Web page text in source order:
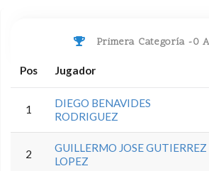
Primera Categoría -0
Pos Jugador
1
DIEGO BENAVIDES
RODRIGUEZ
2
GUILLERMO JOSE GUTIERREZ
LOPEZ